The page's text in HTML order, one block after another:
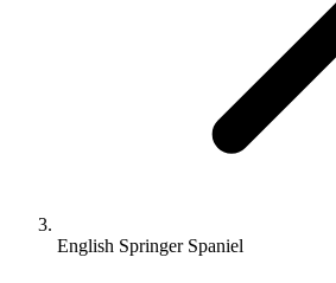
English Springer Spaniel